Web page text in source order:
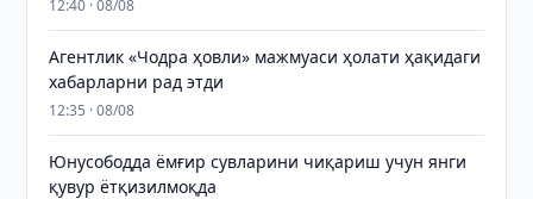
12:40 · 08/08
Агентлик «Чодра ҳовли» мажмуаси ҳолати ҳақидаги
хабарларни рад этди
12:35 · 08/08
Юнусободда ёмғир сувларини чиқариш учун янги
қувур ётқизилмоқда